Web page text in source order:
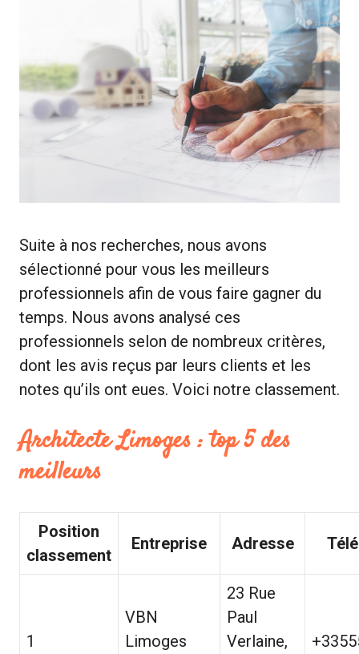
Suite à nos recherches, nous avons
sélectionné pour vous les meilleurs
professionnels afin de vous faire gagner du
temps. Nous avons analysé ces
professionnels selon de nombreux critères,
dont les avis reçus par leurs clients et les
notes qu’ils ont eues. Voici notre classement.
Architecte Limoges : top 5 des
meilleurs
Position
classement
Entreprise Adresse
1
VBN
Limoges
23 Rue
Paul
Verlaine,